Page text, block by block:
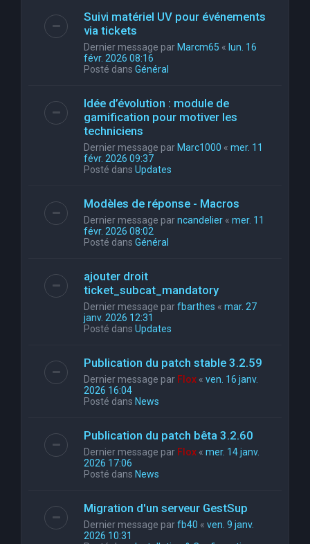
Suivi matériel UV pour événements
via tickets
Dernier message par Marcm65 « lun. 16
févr. 2026 08:16
Posté dans Général
Idée d’évolution : module de
gamification pour motiver les
techniciens
Dernier message par Marc1000 « mer. 11
févr. 2026 09:37
Posté dans Updates
Modèles de réponse - Macros
Dernier message parncandelier « mer. 11
févr. 2026 08:02
Posté dans Général
ajouter droit
ticket_subcat_mandatory
Dernier message parfbarthes « mar. 27
janv. 2026 12:31
Posté dans Updates
Publication du patch stable 3.2.59
Dernier message par Flox « ven. 16 janv.
2026 16:04
Posté dans News
Publication du patch bêta 3.2.60
Dernier message par Flox « mer. 14 janv.
2026 17:06
Posté dans News
Migration d'un serveur GestSup
Dernier message parfb40 « ven. 9 janv.
2026 10:31